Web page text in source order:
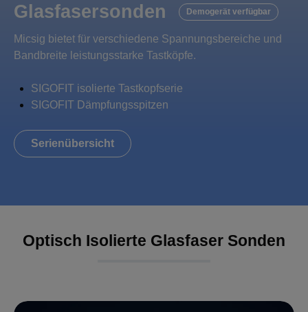
Glasfasersonden
Demogerät verfügbar
Micsig bietet für verschiedene Spannungsbereiche und
Bandbreite leistungsstarke Tastköpfe.
SIGOFIT isolierte Tastkopfserie
SIGOFIT Dämpfungsspitzen
Serienübersicht
Optisch Isolierte Glasfaser Sonden